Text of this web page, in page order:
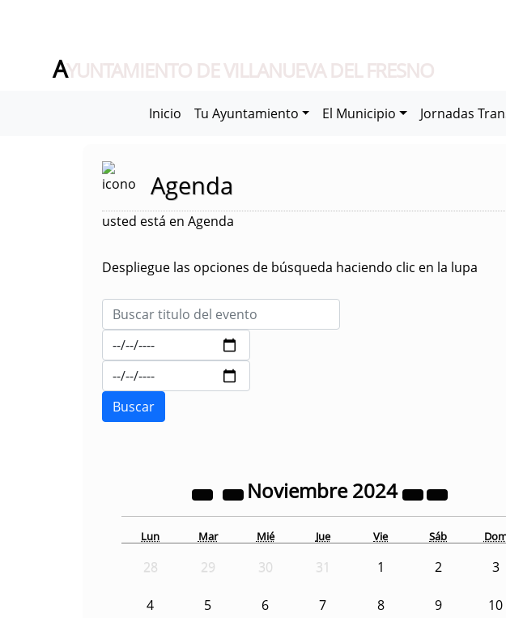
AYUNTAMIENTO DE VILLANUEVA DEL FRESNO
Inicio Tu Ayuntamiento El Municipio Jornadas
Agenda
usted está en Agenda
Despliegue las opciones de búsqueda haciendo clic en la lupa
Noviembre2024
Lun Mar Mié Jue Vie Sáb
28 29 30 31 1 2 3
4 5 6 7 8 9 10